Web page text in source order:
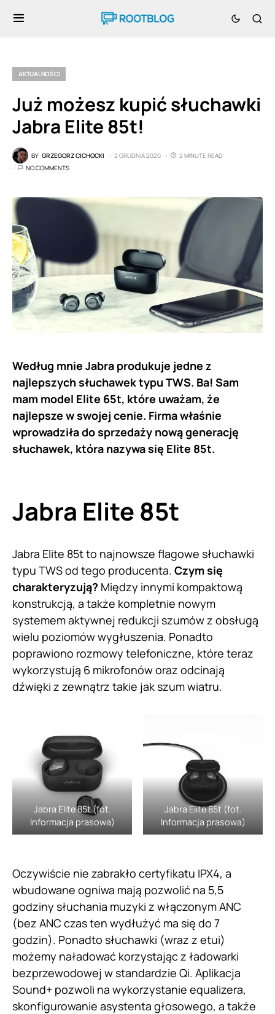
AKTUALNOŚCI
Już możesz kupić słuchawki
Jabra Elite 85t!
BY GRZEGORZ CICHOCKI 2 GRUDNIA 2020
2 MINUTE READ
NO COMMENTS
Według mnie Jabra produkuje jedne z
najlepszych słuchawek typu TWS. Ba! Sam
mam model Elite 65t, które uważam, że
najlepsze w swojej cenie. Firma właśnie
wprowadziła do sprzedaży nową generację
słuchawek, która nazywa się Elite 85t.
Jabra Elite 85t
Jabra Elite 85t to najnowsze flagowe słuchawki
typu TWS od tego producenta. Czym się
charakteryzują? Między innymi kompaktową
konstrukcją, a także kompletnie nowym
systemem aktywnej redukcji szumów z obsługą
wielu poziomów wygłuszenia. Ponadto
poprawiono rozmowy telefoniczne, które teraz
wykorzystują 6 mikrofonów oraz odcinają
dźwięki z zewnątrz takie jak szum wiatru.
Jabra Elite 85t (fot.
Informacja prasowa)
Jabra Elite 85t (fot.
Informacja prasowa)
Oczywiście nie zabrakło certyfikatu IPX4, a
wbudowane ogniwa mają pozwolić na 5,5
godziny słuchania muzyki z włączonym ANC
(bez ANC czas ten wydłużyć ma się do 7
godzin). Ponadto słuchawki (wraz z etui)
możemy naładować korzystając z ładowarki
bezprzewodowej w standardzie Qi. Aplikacja
Sound+ pozwoli na wykorzystanie equalizera,
skonfigurowanie asystenta głosowego, a także